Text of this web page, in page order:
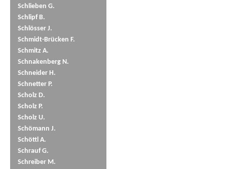
Schlieben G.
Schlipf B.
Schlösser J.
Schmidt-Brücken F.
Schmitz A.
Schnakenberg N.
Schneider H.
Schnetter P.
Scholz D.
Scholz P.
Scholz U.
Schömann J.
Schöttl A.
Schrauf G.
Schreiber M.